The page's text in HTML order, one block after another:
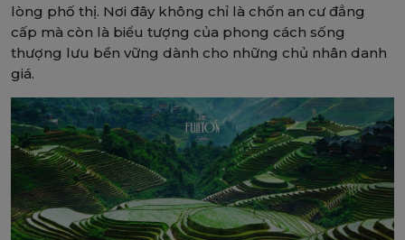
lòng phố thị. Nơi đây không chỉ là chốn an cư đẳng
cấp mà còn là biểu tượng của phong cách sống
thượng lưu bền vững dành cho những chủ nhân danh
giá.